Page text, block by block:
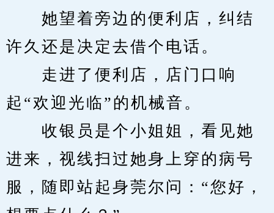
她望着旁边的便利店，纠结
许久还是决定去借个电话。
走进了便利店，店门口响
起“欢迎光临”的机械音。
收银员是个小姐姐，看见她
进来，视线扫过她身上穿的病号
服，随即站起身莞尔问：“您好，